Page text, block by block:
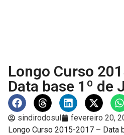
Longo Curso
Data base 1º de
sindirodosul fevereiro 20,
Longo Curso 2015-2017 – Data